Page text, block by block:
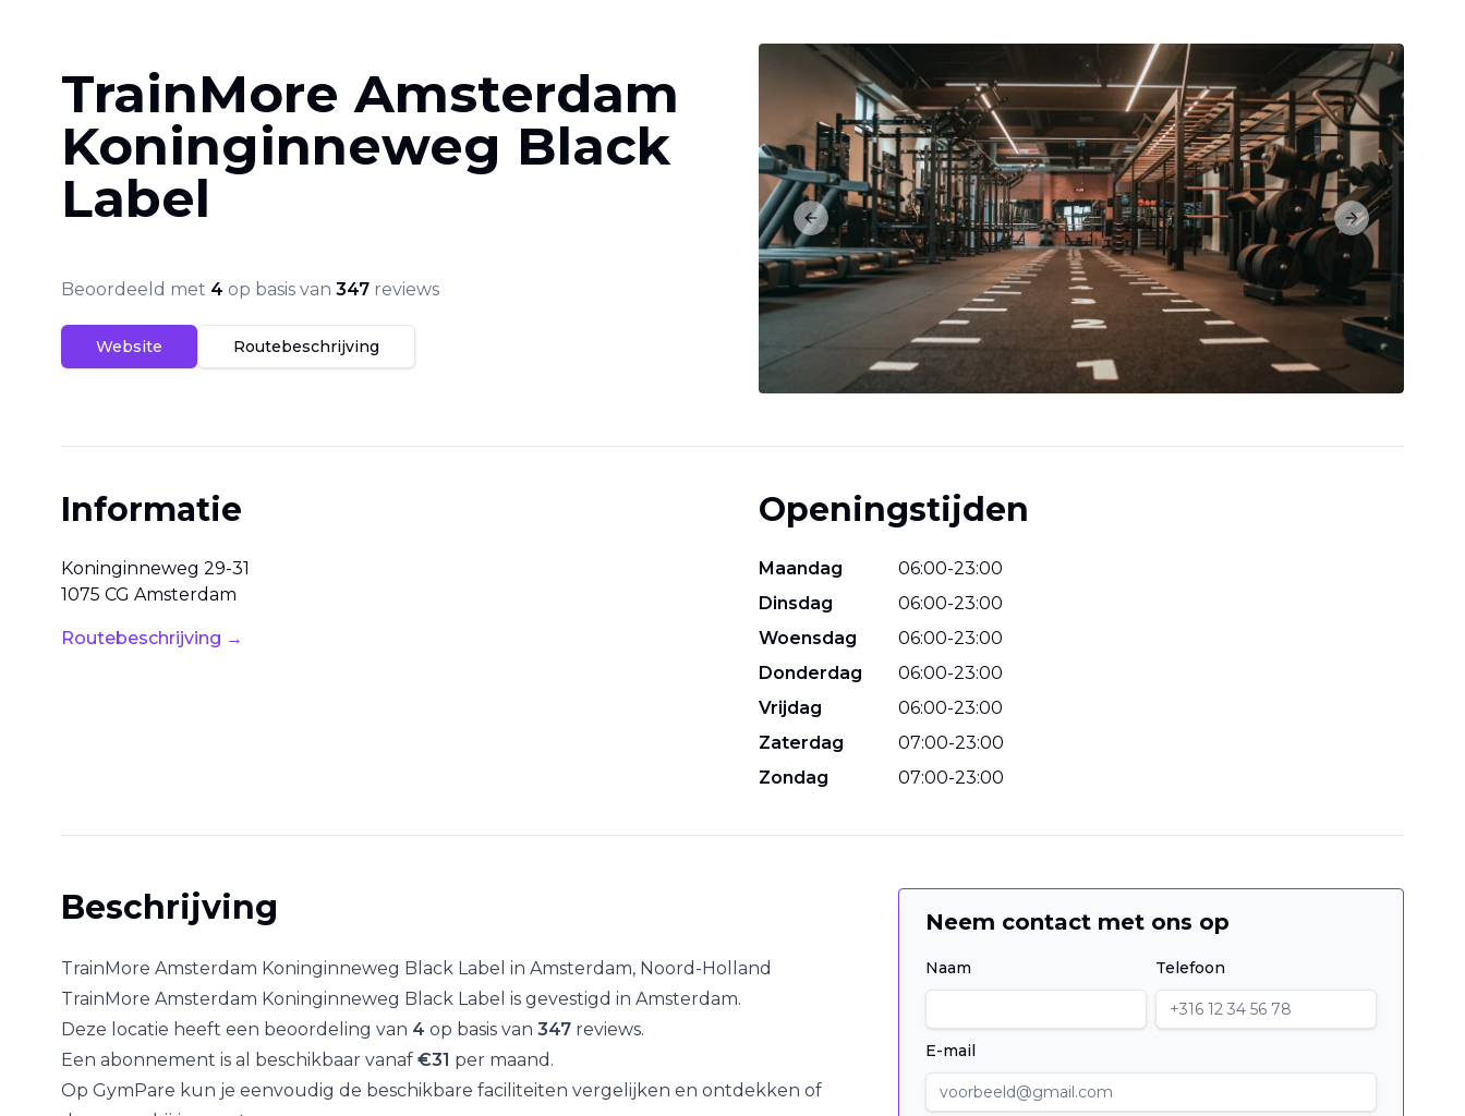
TrainMore Amsterdam
Koninginneweg Black
Label
Beoordeeld met 4 op basis van 347 reviews
Website Routebeschrijving
Previous slide Next slide
Informatie
Koninginneweg 29-31
1075 CG Amsterdam
Routebeschrijving →
Openingstijden
Maandag 06:00-23:00
Dinsdag
06:00-23:00
Woensdag
06:00-23:00
Donderdag
06:00-23:00
Vrijdag
06:00-23:00
Zaterdag
07:00-23:00
Zondag
07:00-23:00
Beschrijving
TrainMore Amsterdam Koninginneweg Black Label in Amsterdam, Noord-Holland
TrainMore Amsterdam Koninginneweg Black Label is gevestigd in Amsterdam.
Deze locatie heeft een beoordeling van 4 op basis van 347 reviews.
Een abonnement is al beschikbaar vanaf €31 per maand.
Op GymPare kun je eenvoudig de beschikbare faciliteiten vergelijken en ontdekken of
Neem contact met ons op
Naam Telefoon
E-mail